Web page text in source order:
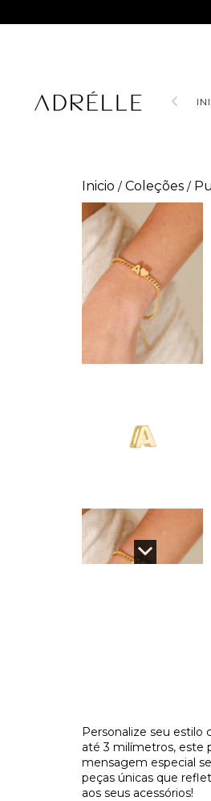
Inicio / Coleções /
Personalize seu estilo
até 3 milímetros, este
mensagem especial
peças únicas que
aos seus acessórios!